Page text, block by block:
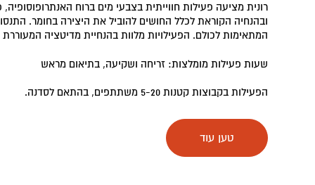
רונית מציעה פעילות חווייתית בצבעי מים ברוח האנתרופוסופיה,
ובהנחיה הקוראת לכלל החושים להוביל את היצירה בחומר.
המתאימות לכולם. הפעילויות מלוות בהנחיית מדיטציה
שעות פעילות מומלצות: זריחה ושקיעה, בתיאום מראש
הפעילות בקבוצות קטנות 5-20 משתתפים, בהתאם לסדנה.
לביקור באתר של רונית-
פעילות אמנותית במדבר ובים
טען עוד